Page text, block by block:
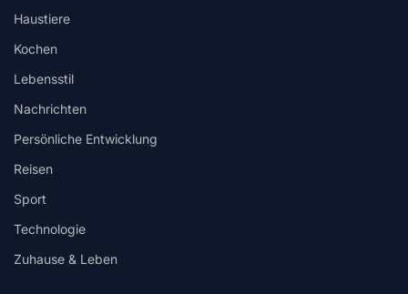
Haustiere
Kochen
Lebensstil
Nachrichten
Persönliche Entwicklung
Reisen
Sport
Technologie
Zuhause & Leben